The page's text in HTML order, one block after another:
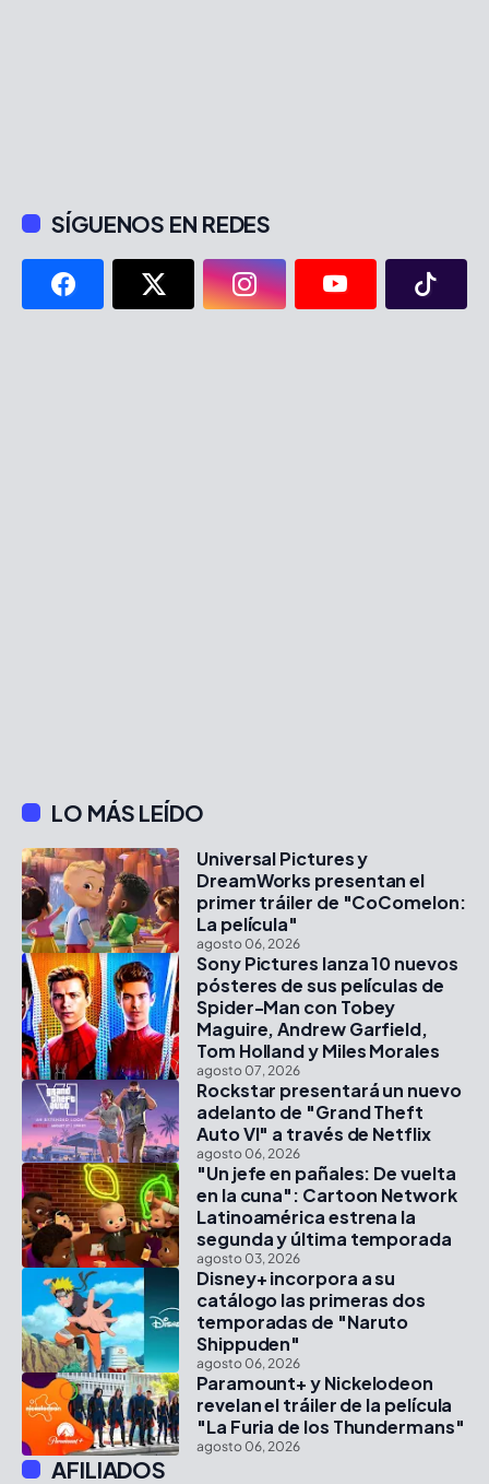
SÍGUENOS EN REDES
LO MÁS LEÍDO
Universal Pictures y
DreamWorks presentan el
primer tráiler de "CoComelon:
La película"
agosto 06, 2026
Sony Pictures lanza 10 nuevos
pósteres de sus películas de
Spider-Man con Tobey
Maguire, Andrew Garfield,
Tom Holland y Miles Morales
agosto 07, 2026
Rockstar presentará un nuevo
adelanto de "Grand Theft
Auto VI" a través de Netflix
agosto 06, 2026
"Un jefe en pañales: De vuelta
en la cuna": Cartoon Network
Latinoamérica estrena la
segunda y última temporada
agosto 03, 2026
Disney+ incorpora a su
catálogo las primeras dos
temporadas de "Naruto
Shippuden"
agosto 06, 2026
Paramount+ y Nickelodeon
revelan el tráiler de la película
"La Furia de los Thundermans"
agosto 06, 2026
AFILIADOS